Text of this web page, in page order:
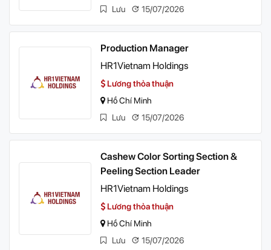
Lưu
15/07/2026
Production Manager
HR1Vietnam Holdings
Lương thỏa thuận
Hồ Chí Minh
Lưu
15/07/2026
Cashew Color Sorting Section &
Peeling Section Leader
HR1Vietnam Holdings
Lương thỏa thuận
Hồ Chí Minh
Lưu
15/07/2026